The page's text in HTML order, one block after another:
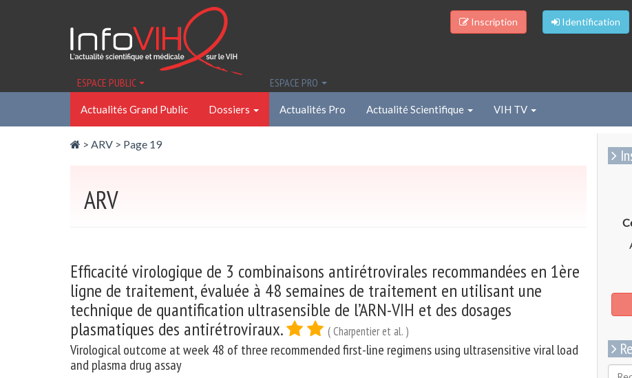
Inscription Identification
ESPACE PUBLIC ESPACE PRO
Actualités Grand Public Dossiers Actualités Pro Actualité Scientifique VIH TV
> ARV > Page 19
ARV
Efficacité virologique de 3 combinaisons antirétrovirales recommandées en 1ère
ligne de traitement, évaluée à 48 semaines de traitement en utilisant une
technique de quantification ultrasensible de l’ARN-VIH et des dosages
plasmatiques des antirétroviraux.
( Charpentier et al. )
Virological outcome at week 48 of three recommended first-line regimens using ultrasensitive viral load
and plasma drug assay